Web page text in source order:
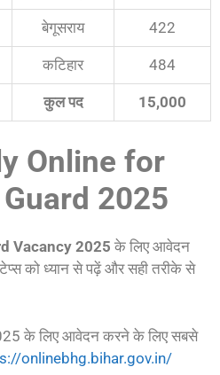
बेगूसराय 422
कटिहार 484
कुल पद 15,000
Online for
2025
Vacancy 2025 के लिए आवेदन
को ध्यान से पढ़ें और सही तरीके से
2025 के लिए आवेदन करने के लिए सबसे
onlinebhg.bihar.gov.in/